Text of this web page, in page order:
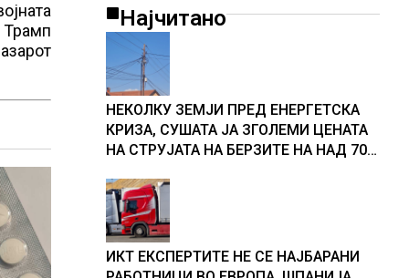
Најчитано
НЕКОЛКУ ЗЕМЈИ ПРЕД ЕНЕРГЕТСКА
КРИЗА, СУШАТА ЈА ЗГОЛЕМИ ЦЕНАТА
НА СТРУЈАТА НА БЕРЗИТЕ НА НАД 700
ИКТ ЕКСПЕРТИТЕ НЕ СЕ НАЈБАРАНИ